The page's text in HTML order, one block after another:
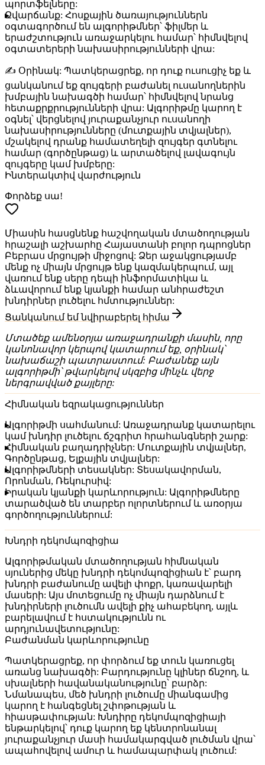
պորտֆելները:
Զվարճանք: Հոսքային ծառայություններն
օգտագործում են ալգորիթմներ՝ ֆիլմեր և
երաժշտություն առաջարկելու համար՝ հիմնվելով
օգտատերերի նախասիրությունների վրա:
✍️ Օրինակ: Պատկերացրեք, որ դուք ուսուցիչ եք և
ցանկանում եք զույգերի բաժանել ուսանողներին
խմբային նախագծի համար՝ հիմնվելով նրանց
հետաքրքրությունների վրա: Ալգորիթմը կարող է
օգնել՝ վերցնելով յուրաքանչյուր ուսանողի
նախասիրությունները (մուտքային տվյալներ),
մշակելով դրանք համատեղելի զույգեր գտնելու
համար (գործընթաց) և արտածելով լավագույն
զույգերը կամ խմբերը:
Ինտերակտիվ վարժություն
Փորձեք սա!
Միասին հասցնենք հաշվողական մտածողության
հրաշալի աշխարհը Հայաստանի բոլոր դպրոցներ
Բեբրաս մրցույթի միջոցով: Ձեր աջակցությամբ
մենք ոչ միայն մրցույթ ենք կազմակերպում, այլ
վառում ենք սերը դեպի ինֆորմատիկա և
ձևավորում ենք կյանքի համար անհրաժեշտ
խնդիրներ լուծելու հմտություններ:
Ցանկանում եմ նվիրաբերել հիմա
Մտածեք ամենօրյա առաջադրանքի մասին, որը
կանոնավոր կերպով կատարում եք, օրինակ՝
նախաճաշի պատրաստում: Բաժանեք այն
ալգորիթմի՝ թվարկելով սկզբից մինչև վերջ
ներգրավված քայլերը:
Հիմնական եզրակացություններ
Ալգորիթմի սահմանում: Առաջադրանք կատարելու
կամ խնդիր լուծելու ճշգրիտ հրահանգների շարք:
Հիմնական բաղադրիչներ: Մուտքային տվյալներ,
Գործընթաց, Ելքային տվյալներ:
Ալգորիթմների տեսակներ: Տեսակավորման,
Որոնման, Ռեկուրսիվ:
Իրական կյանքի կարևորություն: Ալգորիթմները
տարածված են տարբեր ոլորտներում և առօրյա
գործողություններում:
Խնդրի դեկոմպոզիցիա
Ալգորիթմական մտածողության հիմնական
սյուներից մեկը խնդրի դեկոմպոզիցիան է՝ բարդ
խնդրի բաժանումը ավելի փոքր, կառավարելի
մասերի: Այս մոտեցումը ոչ միայն դարձնում է
խնդիրների լուծումն ավելի քիչ ահաբեկող, այլև
բարելավում է հստակությունն ու
արդյունավետությունը:
Բաժանման կարևորությունը
Պատկերացրեք, որ փորձում եք տուն կառուցել
առանց նախագծի: Բարդությունը կլիներ ճնշող, և
սխալների հավանականությունը՝ բարձր:
Նմանապես, մեծ խնդրի լուծումը միանգամից
կարող է հանգեցնել շփոթության և
հիասթափության: Խնդիրը դեկոմպոզիցիայի
ենթարկելով՝ դուք կարող եք կենտրոնանալ
յուրաքանչյուր մասի համակարգված լուծման վրա՝
ապահովելով ամուր և համապարփակ լուծում: